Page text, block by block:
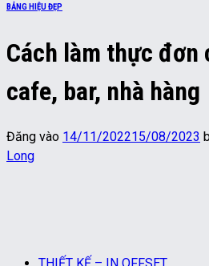
BẢNG HIỆU ĐẸP
Cách làm thực đơn
cafe, bar, nhà hàng
Đăng vào 14/11/202215/08/2023
Long